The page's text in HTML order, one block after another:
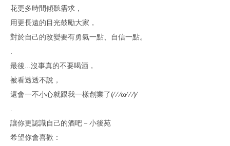
花更多時間傾聽需求，
用更長遠的目光鼓勵大家，
對於自己的改變要有勇氣一點、自信一點。
最後...沒事真的不要喝酒，
被看透透不說，
還會一不小心就跟我一樣創業了(⁄ ⁄ ⁄ω⁄ ⁄ ⁄)⁄
讓你更認識自己的酒吧－小後苑
希望你會喜歡：